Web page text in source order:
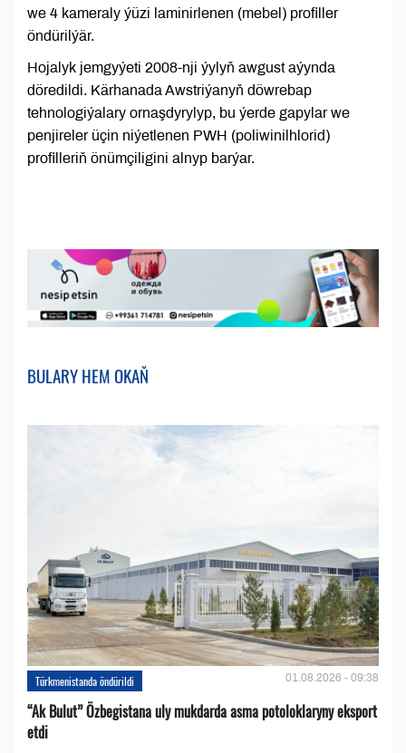
we 4 kameraly ýüzi laminirlenen (mebel) profiller
öndürilýär.
Hojalyk jemgyýeti 2008-nji ýylyň awgust aýynda
döredildi. Kärhanada Awstriýanyň döwrebap
tehnologiýalary ornaşdyrylyp, bu ýerde gapylar we
penjireler üçin niýetlenen PWH (poliwinilhlorid)
profilleriň önümçiligini alnyp barýar.
BULARY HEM OKAŇ
Türkmenistanda öndürildi 01.08.2026 - 09:38
“Ak Bulut” Özbegistana uly mukdarda asma potoloklaryny eksport
etdi